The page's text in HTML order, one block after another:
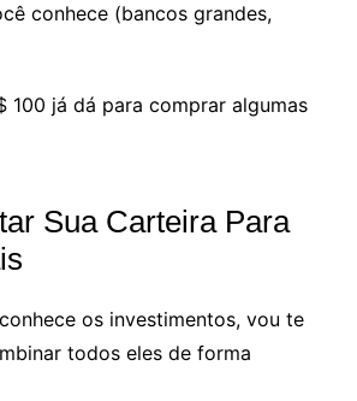
conhece (bancos grandes,
100 já dá para comprar algumas
Sua Carteira Para
os investimentos, vou te
todos eles de forma